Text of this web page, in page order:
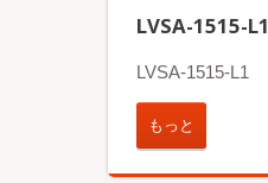
LVSA-1515-L1
LVSA-1515-L1
もっと